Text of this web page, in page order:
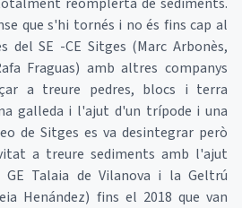
que s'hi tornés i no és fins cap al
del SE -CE Sitges (Marc Arbonès,
Fraguas) amb altres companys
a treure pedres, blocs i terra
galleda i l'ajut d'un trípode i una
de Sitges es va desintegrar però
a treure sediments amb l'ajut
Talaia de Vilanova i la Geltrú
Henández) fins el 2018 que van